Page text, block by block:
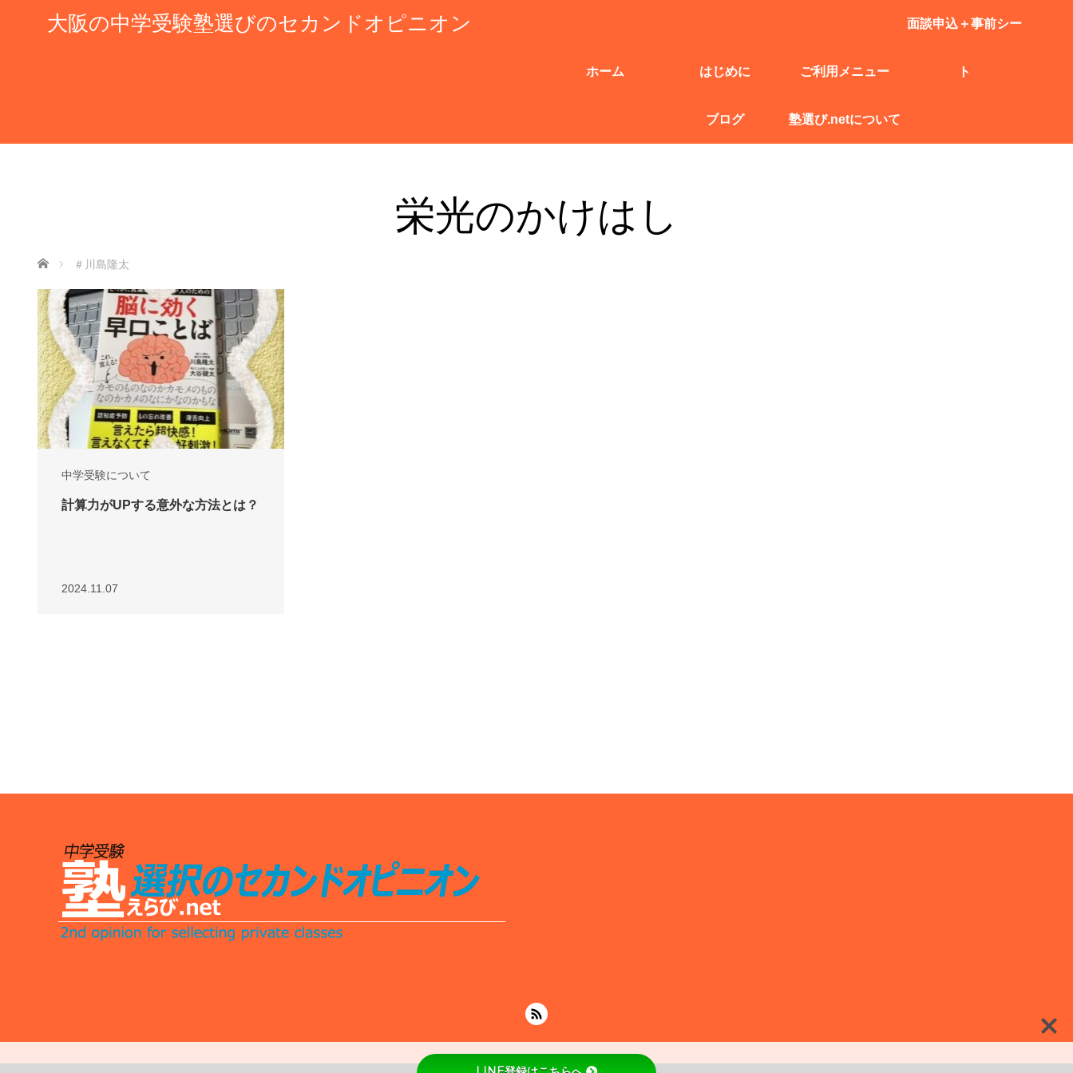
大阪の中学受験塾選びのセカンドオピニオン
ホーム はじめに ご利用メニュー
面談申込＋事前シー
ト
ブログ 塾選び.netについて
栄光のかけはし
ホーム ＃川島隆太
中学受験について
計算力がUPする意外な方法とは？
2024.11.07